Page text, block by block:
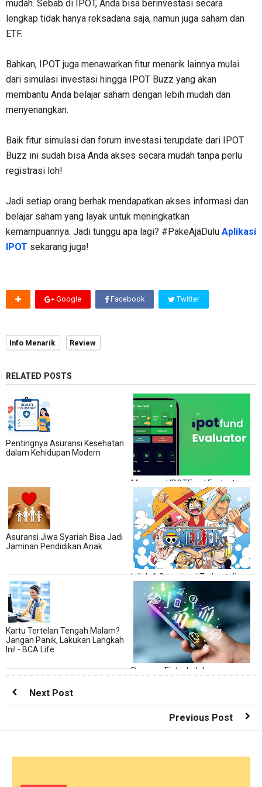
mudah. Sebab di IPOT, Anda bisa berinvestasi secara
lengkap tidak hanya reksadana saja, namun juga saham dan
ETF.
Bahkan, IPOT juga menawarkan fitur menarik lainnya mulai
dari simulasi investasi hingga IPOT Buzz yang akan
membantu Anda belajar saham dengan lebih mudah dan
menyenangkan.
Baik fitur simulasi dan forum investasi terupdate dari IPOT
Buzz ini sudah bisa Anda akses secara mudah tanpa perlu
registrasi loh!
Jadi setiap orang berhak mendapatkan akses informasi dan
belajar saham yang layak untuk meningkatkan
kemampuannya. Jadi tunggu apa lagi? #PakeAjaDulu Aplikasi
IPOT sekarang juga!
Google Facebook Twitter
Info Menarik Review
RELATED POSTS
Pentingnya Asuransi Kesehatan
dalam Kehidupan Modern
Mengenal IPOTFund Evaluator,
Mencari Produk Reksadana
dengan Performa Terbaik
Asuransi Jiwa Syariah Bisa Jadi
Jaminan Pendidikan Anak
Inilah 6 Organisasi Terkuat di
Anime One Piece
Kartu Tertelan Tengah Malam?
Jangan Panik, Lakukan Langkah
Ini! - BCA Life
Peranan Fintech dalam
Next Post
Previous Post